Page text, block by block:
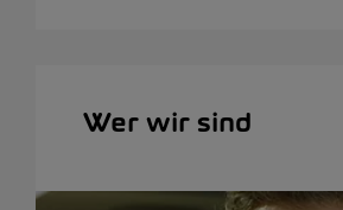
Wer wir sind